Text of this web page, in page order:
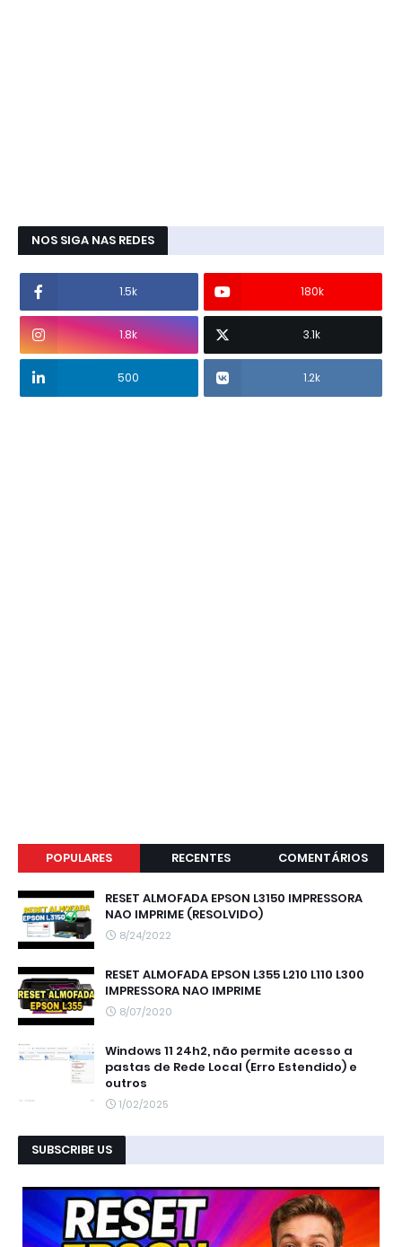
NOS SIGA NAS REDES
1.5k 180k
1.8k 3.1k
500 1.2k
POPULARES RECENTES COMENTÁRIOS
RESET ALMOFADA EPSON L3150 IMPRESSORA
NAO IMPRIME (RESOLVIDO)
8/24/2022
RESET ALMOFADA EPSON L355 L210 L110 L300
IMPRESSORA NAO IMPRIME
8/07/2020
Windows 11 24h2, não permite acesso a
pastas de Rede Local (Erro Estendido) e
outros
1/02/2025
SUBSCRIBE US